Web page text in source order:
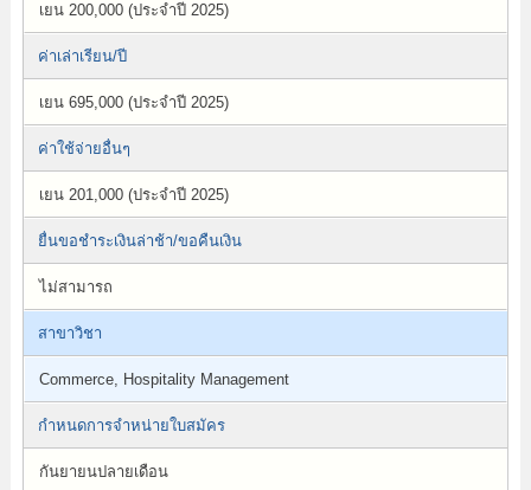
เยน 200,000 (ประจำปี 2025)
ค่าเล่าเรียน/ปี
เยน 695,000 (ประจำปี 2025)
ค่าใช้จ่ายอื่นๆ
เยน 201,000 (ประจำปี 2025)
ยื่นขอชำระเงินล่าช้า/ขอคืนเงิน
ไม่สามารถ
สาขาวิชา
Commerce, Hospitality Management
กำหนดการจำหน่ายใบสมัคร
กันยายนปลายเดือน